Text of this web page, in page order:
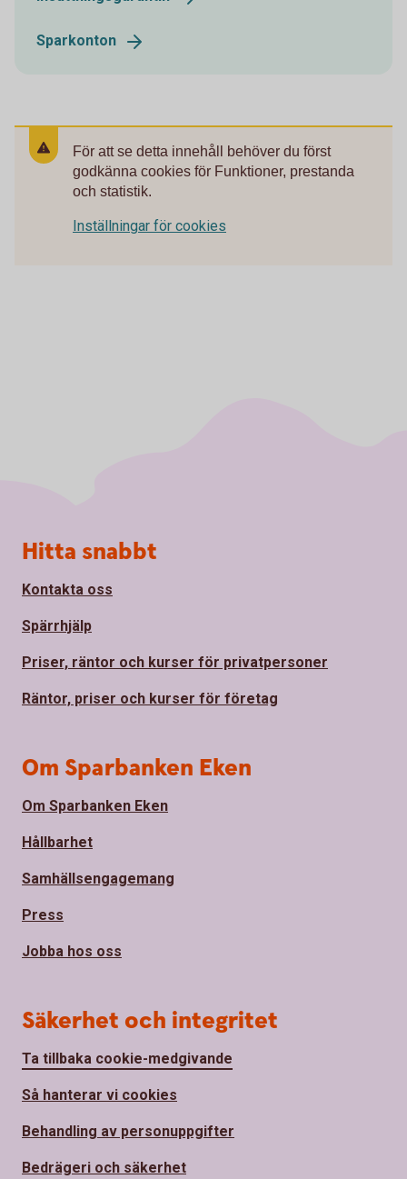
Sparkonton
För att se detta innehåll behöver du först
godkänna cookies för Funktioner, prestanda
och statistik.
Inställningar för cookies
Sidfot
Hitta snabbt
Kontakta oss
Spärrhjälp
Priser, räntor och kurser för privatpersoner
Räntor, priser och kurser för företag
Om Sparbanken Eken
Om Sparbanken Eken
Hållbarhet
Samhällsengagemang
Press
Jobba hos oss
Säkerhet och integritet
Ta tillbaka cookie-medgivande
Så hanterar vi cookies
Behandling av personuppgifter
Bedrägeri och säkerhet